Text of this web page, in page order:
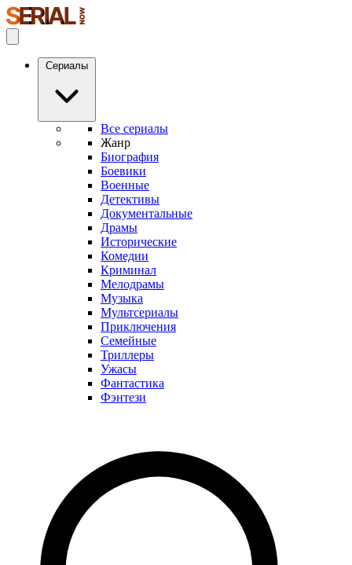
Сериалы
Все сериалы
Жанр
Биография
Боевики
Военные
Детективы
Документальные
Драмы
Исторические
Комедии
Криминал
Мелодрамы
Музыка
Мультсериалы
Приключения
Семейные
Триллеры
Ужасы
Фантастика
Фэнтези